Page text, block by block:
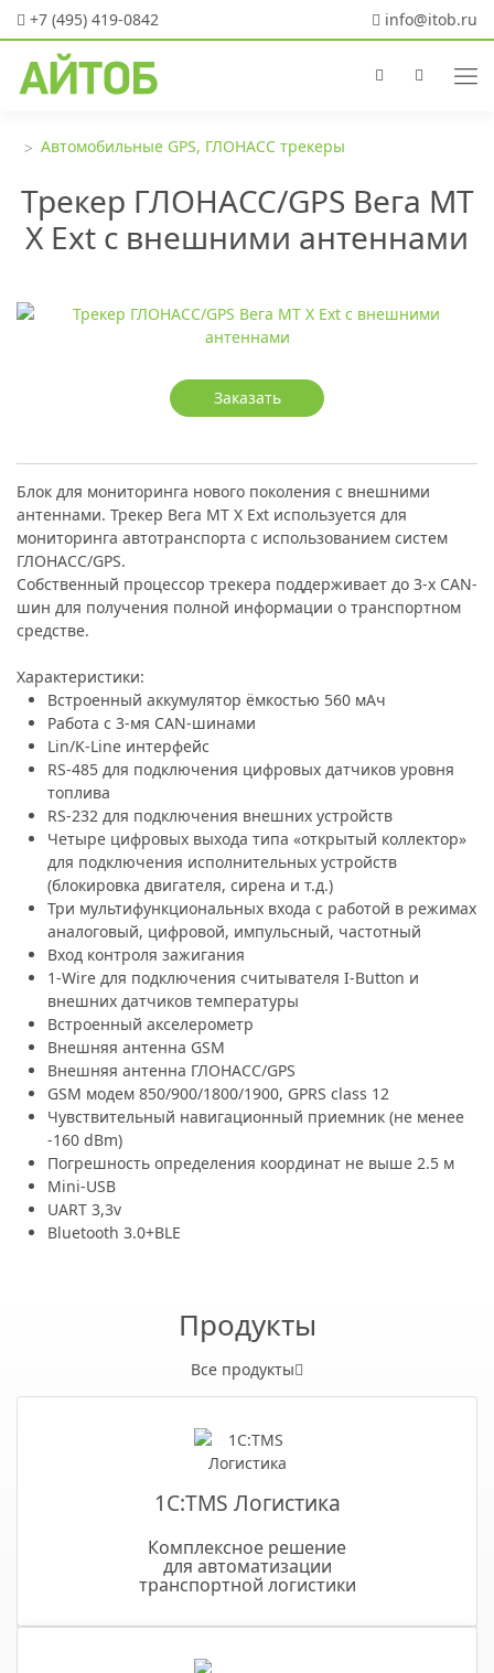
+7 (495) 419-0842 info@itob.ru
Автомобильные GPS, ГЛОНАСС трекеры
Трекер ГЛОНАСС/GPS Вега МТ
X Ext с внешними антеннами
Заказать
Блок для мониторинга нового поколения с внешними
антеннами. Трекер Вега МТ X Ext используется для
мониторинга автотранспорта с использованием систем
ГЛОНАСС/GPS.
Собственный процессор трекера поддерживает до 3-х CAN-
шин для получения полной информации о транспортном
средстве.
Характеристики:
Встроенный аккумулятор ёмкостью 560 мАч
Работа с 3-мя CAN-шинами
Lin/K-Line интерфейс
RS-485 для подключения цифровых датчиков уровня
топлива
RS-232 для подключения внешних устройств
Четыре цифровых выхода типа «открытый коллектор»
для подключения исполнительных устройств
(блокировка двигателя, сирена и т.д.)
Три мультифункциональных входа с работой в режимах
аналоговый, цифровой, импульсный, частотный
Вход контроля зажигания
1-Wire для подключения считывателя I-Button и
внешних датчиков температуры
Встроенный акселерометр
Внешняя антенна GSM
Внешняя антенна ГЛОНАСС/GPS
GSM модем 850/900/1800/1900, GPRS class 12
Чувствительный навигационный приемник (не менее
-160 dBm)
Погрешность определения координат не выше 2.5 м
Mini-USB
UART 3,3v
Bluetooth 3.0+BLE
Продукты
Все продукты
1С:TMS Логистика
Комплексное решение
для автоматизации
транспортной логистики